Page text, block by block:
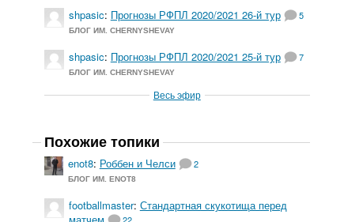
shpasic: Прогнозы РФПЛ 2020/2021 26-й тур 5
БЛОГ ИМ. CHERNYSHEVAY
shpasic: Прогнозы РФПЛ 2020/2021 25-й тур 7
БЛОГ ИМ. CHERNYSHEVAY
Весь эфир
Похожие топики
enot8: Роббен и Челси 2
БЛОГ ИМ. ENOT8
footballmaster: Стандартная скукотища перед